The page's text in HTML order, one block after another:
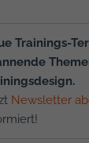
Trainings-
Newsletter